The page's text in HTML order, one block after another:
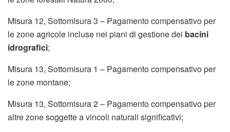
Misura 12, Sottomisura 3 – Pagamento compensativo per
le zone agricole incluse nei piani di gestione dei bacini
idrografici;
Misura 13, Sottomisura 1 – Pagamento compensativo per
le zone montane;
Misura 13, Sottomisura 2 – Pagamento compensativo per
altre zone soggette a vincoli naturali significativi;